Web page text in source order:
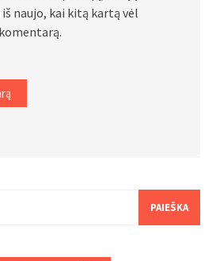
naujo, kai kitą kartą vėl